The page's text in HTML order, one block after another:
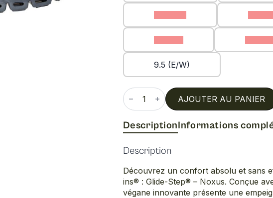
9.5 (E/W)
quantité
de
Slip-
glide
step
AJOUTER AU PANIER
DescriptionInformations
Description
Découvrez un confort absolu et sans
ins® : Glide-Step® – Noxus. Conçue
végane innovante présente une